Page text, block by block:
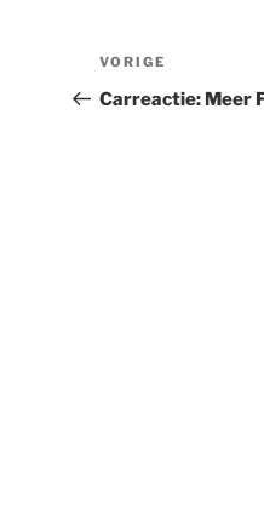
Bericht
navigatie
Vorig
bericht
VORIGE
Carreactie: Meer